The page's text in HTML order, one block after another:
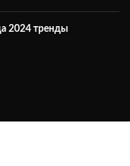
2024 тренды